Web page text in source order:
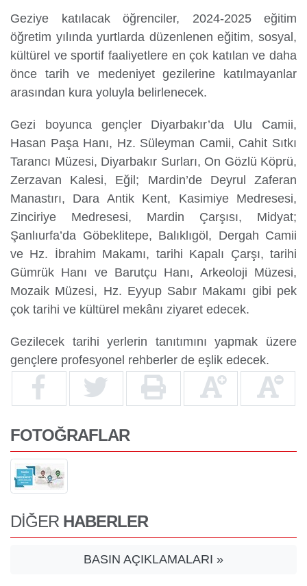
Geziye katılacak öğrenciler, 2024-2025 eğitim
öğretim yılında yurtlarda düzenlenen eğitim, sosyal,
kültürel ve sportif faaliyetlere en çok katılan ve daha
önce tarih ve medeniyet gezilerine katılmayanlar
arasından kura yoluyla belirlenecek.
Gezi boyunca gençler Diyarbakır’da Ulu Camii,
Hasan Paşa Hanı, Hz. Süleyman Camii, Cahit Sıtkı
Tarancı Müzesi, Diyarbakır Surları, On Gözlü Köprü,
Zerzavan Kalesi, Eğil; Mardin’de Deyrul Zaferan
Manastırı, Dara Antik Kent, Kasimiye Medresesi,
Zinciriye Medresesi, Mardin Çarşısı, Midyat;
Şanlıurfa’da Göbeklitepe, Balıklıgöl, Dergah Camii
ve Hz. İbrahim Makamı, tarihi Kapalı Çarşı, tarihi
Gümrük Hanı ve Barutçu Hanı, Arkeoloji Müzesi,
Mozaik Müzesi, Hz. Eyyup Sabır Makamı gibi pek
çok tarihi ve kültürel mekânı ziyaret edecek.
Gezilecek tarihi yerlerin tanıtımını yapmak üzere
gençlere profesyonel rehberler de eşlik edecek.
FOTOĞRAFLAR
DİĞER HABERLER
BASIN AÇIKLAMALARI »